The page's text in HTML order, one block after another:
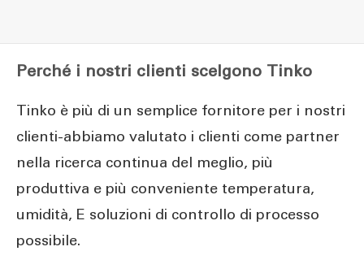
Perché i nostri clienti scelgono Tinko
Tinko è più di un semplice fornitore per i nostri
clienti-abbiamo valutato i clienti come partner
nella ricerca continua del meglio, più
produttiva e più conveniente temperatura,
umidità, E soluzioni di controllo di processo
possibile.